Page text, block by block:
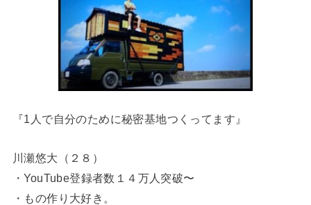
『1人で自分のために秘密基地つくってます』
川瀬悠大（２８）
・YouTube登録者数１４万人突破〜
・もの作り大好き。